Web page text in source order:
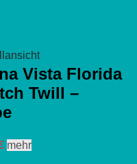
Vista Florida
Twill –
mehrDieses